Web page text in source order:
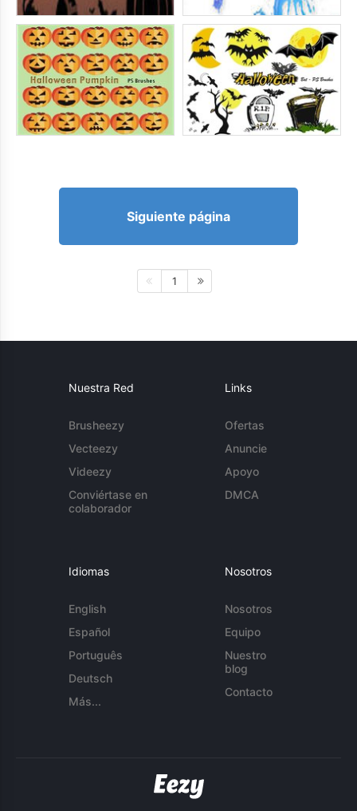
Siguiente página
1
Nuestra Red
Brusheezy
Vecteezy
Videezy
Conviértase en
colaborador
Links
Ofertas
Anuncie
Apoyo
DMCA
Idiomas
English
Español
Português
Deutsch
Más...
Nosotros
Nosotros
Equipo
Nuestro
blog
Contacto